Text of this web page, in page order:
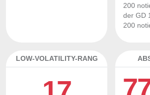
200
der GD
200
LOW-VOLATILITY-RANG